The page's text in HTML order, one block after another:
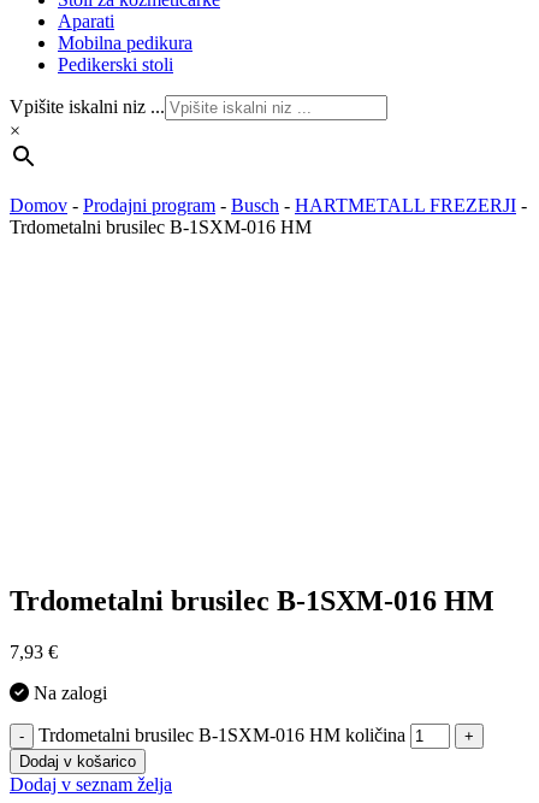
Aparati
Mobilna pedikura
Pedikerski stoli
Vpišite iskalni niz ...
×
Domov - Prodajni program - Busch - HARTMETALL FREZERJI -
Trdometalni brusilec B-1SXM-016 HM
Trdometalni brusilec B-1SXM-016 HM
7,93 €
Na zalogi
- Trdometalni brusilec B-1SXM-016 HM količina
+
Dodaj v košarico
Dodaj v seznam želja